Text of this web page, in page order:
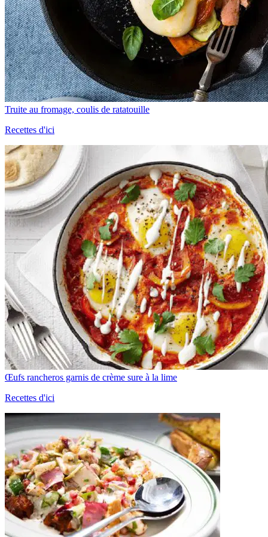
Truite au fromage, coulis de ratatouille
Recettes d'ici
Œufs rancheros garnis de crème sure à la lime
Recettes d'ici